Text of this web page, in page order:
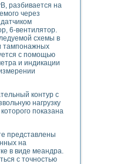
полупроводниковых приборов
методов расширения его
разбивается на
через
6-вентилятор.
схемы в
тампонажных
с помощью
и индикации
контур с
нагрузку
показана
представлены
на
в виде меандра.
с точностью